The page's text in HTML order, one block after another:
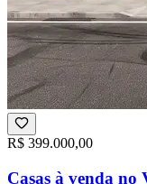
R$ 399.000,00
Casas à venda